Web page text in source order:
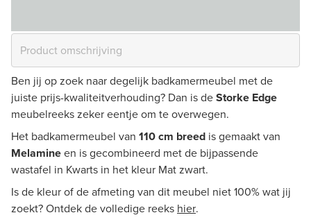
Ben jij op zoek naar degelijk badkamermeubel met de
juiste prijs-kwaliteitverhouding? Dan is deStorke Edge
meubelreeks zeker eentje om te overwegen.
Het badkamermeubel van 110 cm breed is gemaakt van
Melamineen is gecombineerd met de bijpassende
wastafel in Kwarts in het kleur Mat zwart.
Is de kleur of de afmeting van dit meubel niet 100% wat jij
zoekt? Ontdek de volledige reeks hier.